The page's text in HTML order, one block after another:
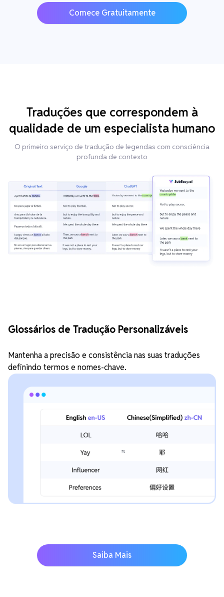
Comece Gratuitamente
Traduções que correspondem à
qualidade de um especialista humano
O primeiro serviço de tradução de legendas com consciência
profunda de contexto
Glossários de Tradução Personalizáveis
Mantenha a precisão e consistência nas suas traduções
definindo termos e nomes-chave.
Saiba Mais